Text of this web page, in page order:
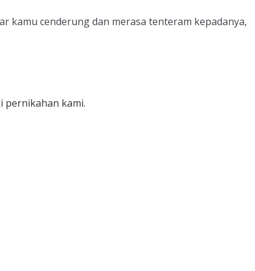
kamu cenderung dan merasa tenteram kepadanya,
pernikahan kami.